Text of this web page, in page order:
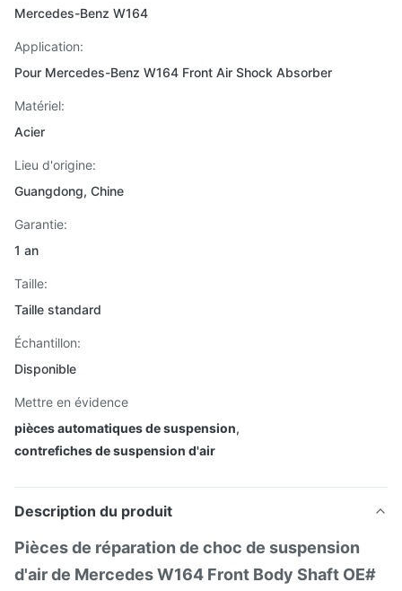
Mercedes-Benz W164
Application:
Pour Mercedes-Benz W164 Front Air Shock Absorber
Matériel:
Acier
Lieu d'origine:
Guangdong, Chine
Garantie:
1 an
Taille:
Taille standard
Échantillon:
Disponible
Mettre en évidence
pièces automatiques de suspension,
contrefiches de suspension d'air
Description du produit
Pièces de réparation de choc de suspension
d'air de Mercedes W164 Front Body Shaft OE#